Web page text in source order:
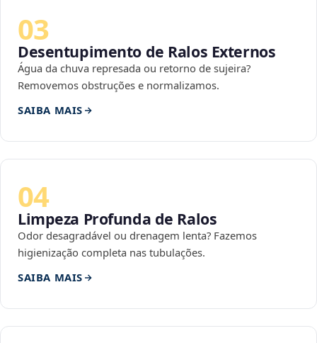
03
Desentupimento de Ralos Externos
Água da chuva represada ou retorno de sujeira?
Removemos obstruções e normalizamos.
SAIBA MAIS
04
Limpeza Profunda de Ralos
Odor desagradável ou drenagem lenta? Fazemos
higienização completa nas tubulações.
SAIBA MAIS